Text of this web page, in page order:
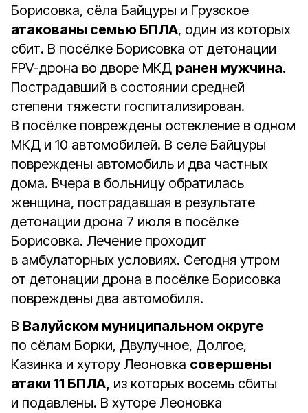
Борисовка, сёла Байцуры и Грузское
атакованы семью БПЛА, один из которых
сбит. В посёлке Борисовка от детонации
FPV-дрона во дворе МКД ранен мужчина.
Пострадавший в состоянии средней
степени тяжести госпитализирован.
В посёлке повреждены остекление в одном
МКД и 10 автомобилей. В селе Байцуры
повреждены автомобиль и два частных
дома. Вчера в больницу обратилась
женщина, пострадавшая в результате
детонации дрона 7 июля в посёлке
Борисовка. Лечение проходит
в амбулаторных условиях. Сегодня утром
от детонации дрона в посёлке Борисовка
повреждены два автомобиля.
В Валуйском муниципальном округе
по сёлам Борки, Двулучное, Долгое,
Казинка и хутору Леоновка совершены
атаки 11 БПЛА, из которых восемь сбиты
и подавлены. В хуторе Леоновка